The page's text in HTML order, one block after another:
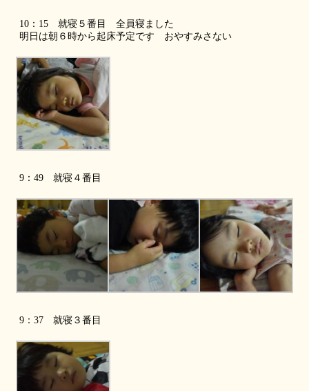
10：15 就寝５番目 全員寝ました
明日は朝６時から起床予定です おやすみさない
9：49 就寝４番目
9：37 就寝３番目